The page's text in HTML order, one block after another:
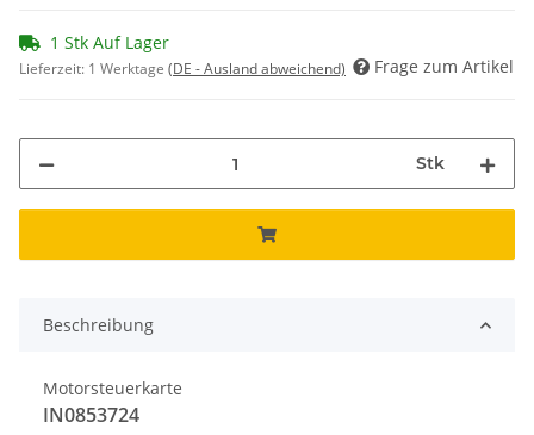
1 Stk Auf Lager
Lieferzeit: 1 Werktage (DE - Ausland abweichend) Frage zum Artikel
Stk
Beschreibung
Motorsteuerkarte
IN0853724